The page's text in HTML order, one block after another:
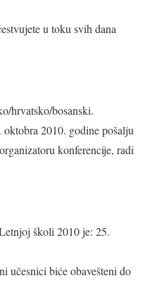
u toku svih dana
hrvatsko/bosanski.
2010. godine pošalju
konferencije, radi
školi 2010 je: 25.
učesnici biće obavešteni do